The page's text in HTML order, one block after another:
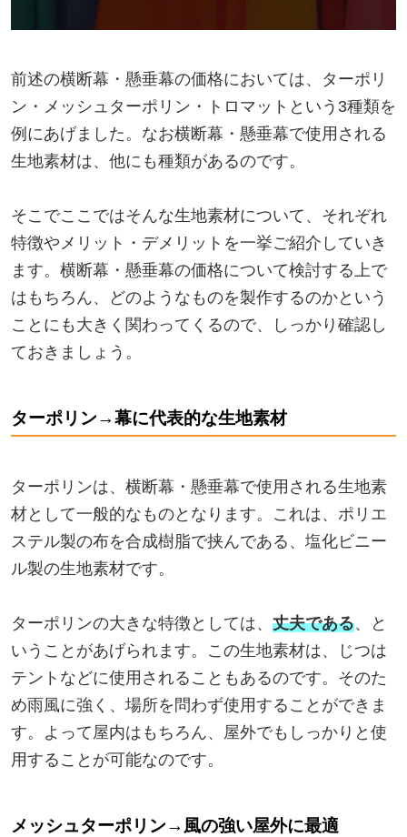
前述の横断幕・懸垂幕の価格においては、ターポリ
ン・メッシュターポリン・トロマットという3種類を
例にあげました。なお横断幕・懸垂幕で使用される
生地素材は、他にも種類があるのです。
そこでここではそんな生地素材について、それぞれ
特徴やメリット・デメリットを一挙ご紹介していき
ます。横断幕・懸垂幕の価格について検討する上で
はもちろん、どのようなものを製作するのかという
ことにも大きく関わってくるので、しっかり確認し
ておきましょう。
ターポリン→幕に代表的な生地素材
ターポリンは、横断幕・懸垂幕で使用される生地素
材として一般的なものとなります。これは、ポリエ
ステル製の布を合成樹脂で挟んである、塩化ビニー
ル製の生地素材です。
ターポリンの大きな特徴としては、 丈夫である、と
いうことがあげられます。この生地素材は、じつは
テントなどに使用されることもあるのです。そのた
め雨風に強く、場所を問わず使用することができま
す。よって屋内はもちろん、屋外でもしっかりと使
用することが可能なのです。
メッシュターポリン→風の強い屋外に最適